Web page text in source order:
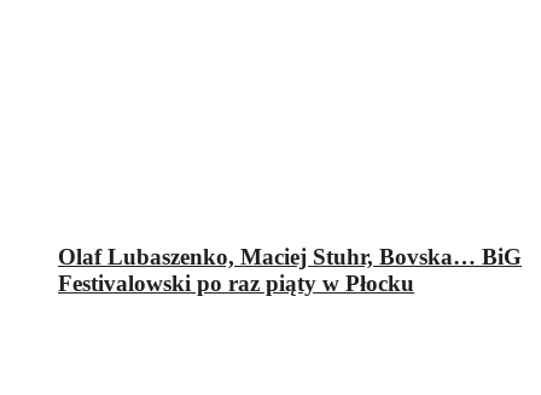
Olaf Lubaszenko, Maciej Stuhr, Bovska… BiG
Festivalowski po raz piąty w Płocku